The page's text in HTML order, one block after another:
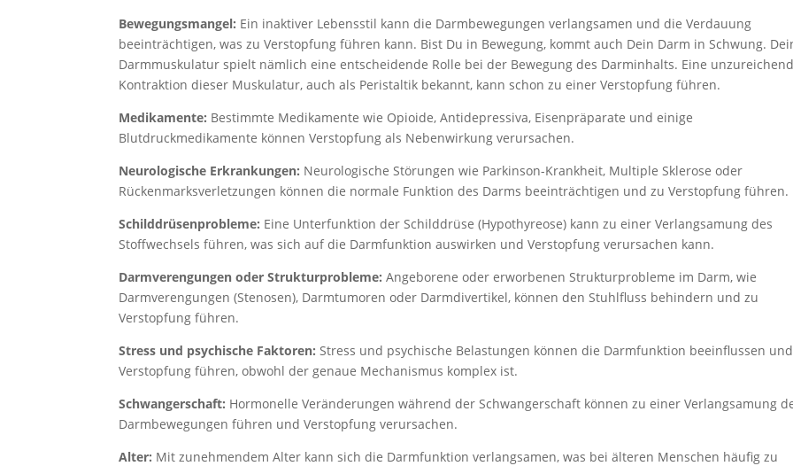
Bewegungsmangel: Ein inaktiver Lebensstil kann die Darmbewegungen verlangsamen und die Verdauung
beeinträchtigen, was zu Verstopfung führen kann. Bist Du in Bewegung, kommt auch Dein Darm in Schwung.
Darmmuskulatur spielt nämlich eine entscheidende Rolle bei der Bewegung des Darminhalts. Eine
Kontraktion dieser Muskulatur, auch als Peristaltik bekannt, kann schon zu einer Verstopfung führen.
Medikamente: Bestimmte Medikamente wie Opioide, Antidepressiva, Eisenpräparate und einige
Blutdruckmedikamente können Verstopfung als Nebenwirkung verursachen.
Neurologische Erkrankungen: Neurologische Störungen wie Parkinson-Krankheit, Multiple Sklerose oder
Rückenmarksverletzungen können die normale Funktion des Darms beeinträchtigen und zu Verstopfung führen.
Schilddrüsenprobleme: Eine Unterfunktion der Schilddrüse (Hypothyreose) kann zu einer Verlangsamung des
Stoffwechsels führen, was sich auf die Darmfunktion auswirken und Verstopfung verursachen kann.
Darmverengungen oder Strukturprobleme: Angeborene oder erworbenen Strukturprobleme im Darm, wie
Darmverengungen (Stenosen), Darmtumoren oder Darmdivertikel, können den Stuhlfluss behindern und zu
Verstopfung führen.
Stress und psychische Faktoren: Stress und psychische Belastungen können die Darmfunktion beeinflussen
Verstopfung führen, obwohl der genaue Mechanismus komplex ist.
Schwangerschaft: Hormonelle Veränderungen während der Schwangerschaft können zu einer Verlangsamung
Darmbewegungen führen und Verstopfung verursachen.
Alter: Mit zunehmendem Alter kann sich die Darmfunktion verlangsamen, was bei älteren Menschen häufig zu